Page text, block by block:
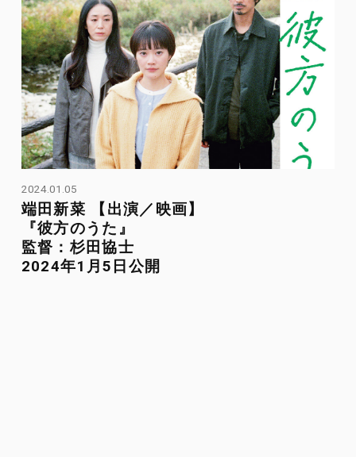
2024.01.05
端田新菜 【出演／映画】
『彼方のうた』
監督：杉田協士
2024年1月5日公開